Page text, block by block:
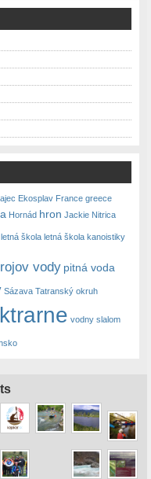
Ekosplav France greece
Hornád hron Jackie Nitrica
letná škola letná škola kanoistiky
vody pitná voda
Sázava Tatranský okruh
vodny slalom